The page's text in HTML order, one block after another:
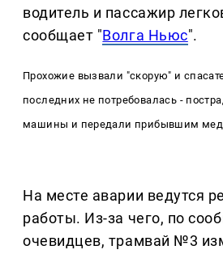
водитель и пассажир
сообщает "Волга Ньюс".
Прохожие вызвали "скорую" и
последних не потребовалась -
машины и передали прибывшим
На месте аварии ведутся
работы. Из-за чего, по
очевидцев, трамвай №3